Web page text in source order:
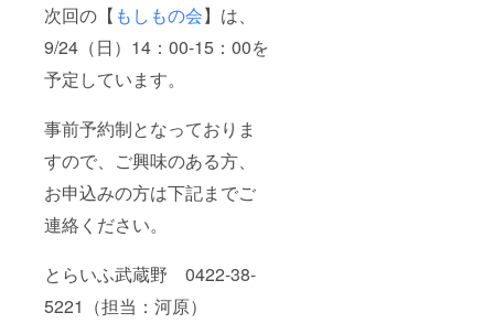
次回の【 もしもの会】は、
9/24（日）14：00-15：00を
予定しています。
事前予約制となっておりま
すので、ご興味のある方、
お申込みの方は下記までご
連絡ください。
とらいふ武蔵野 0422-38-
5221（担当：河原）